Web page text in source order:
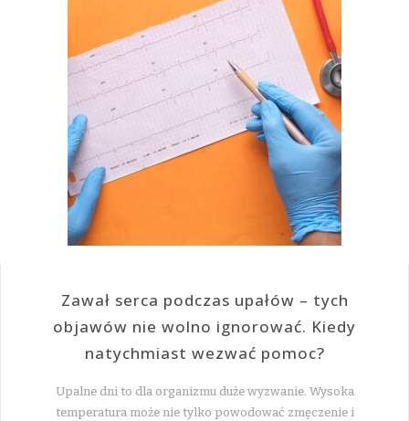
Zawał serca podczas upałów – tych
objawów nie wolno ignorować. Kiedy
natychmiast wezwać pomoc?
Upalne dni to dla organizmu duże wyzwanie. Wysoka
temperatura może nie tylko powodować zmęczenie i